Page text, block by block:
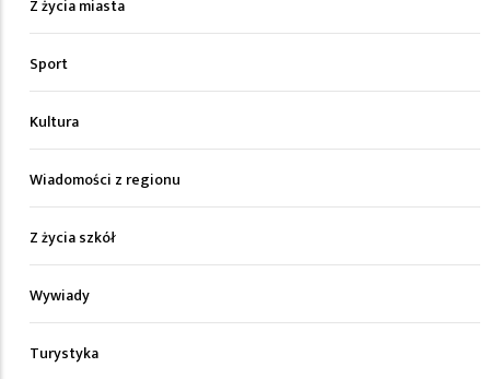
Z życia miasta
Sport
Kultura
Wiadomości z regionu
Z życia szkół
Wywiady
Turystyka